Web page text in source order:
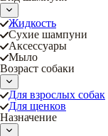
Жидкость
Сухие шампуни
Аксессуары
Мыло
Возраст собаки
Для взрослых собак
Для щенков
Назначение